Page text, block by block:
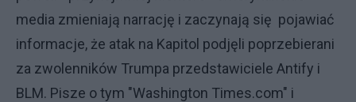
media zmieniają narrację i zaczynają się pojawiać
informacje, że atak na Kapitol podjęli poprzebierani
za zwolenników Trumpa przedstawiciele Antify i
BLM. Pisze o tym "Washington Times.com" i